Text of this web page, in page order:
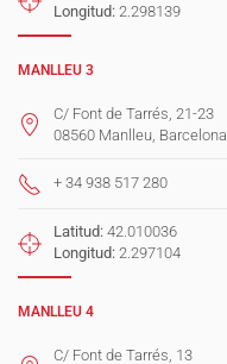
Longitud: 2.298139
MANLLEU 3
C/ Font de Tarrés, 21-23
08560 Manlleu, Barcelona
+ 34 938 517 280
Latitud: 42.010036
Longitud: 2.297104
MANLLEU 4
C/ Font de Tarrés, 13